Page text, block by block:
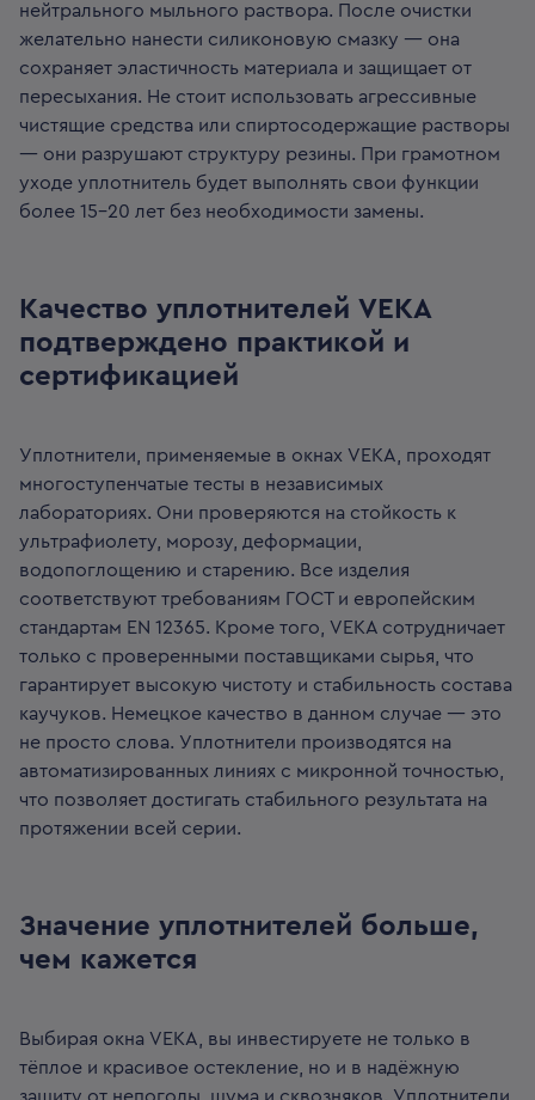
нейтрального мыльного раствора. После очистки
желательно нанести силиконовую смазку — она
сохраняет эластичность материала и защищает от
пересыхания. Не стоит использовать агрессивные
чистящие средства или спиртосодержащие растворы
— они разрушают структуру резины. При грамотном
уходе уплотнитель будет выполнять свои функции
более 15–20 лет без необходимости замены.
Качество уплотнителей VEKA
подтверждено практикой и
сертификацией
Уплотнители, применяемые в окнах VEKA, проходят
многоступенчатые тесты в независимых
лабораториях. Они проверяются на стойкость к
ультрафиолету, морозу, деформации,
водопоглощению и старению. Все изделия
соответствуют требованиям ГОСТ и европейским
стандартам EN 12365. Кроме того, VEKA сотрудничает
только с проверенными поставщиками сырья, что
гарантирует высокую чистоту и стабильность состава
каучуков. Немецкое качество в данном случае — это
не просто слова. Уплотнители производятся на
автоматизированных линиях с микронной точностью,
что позволяет достигать стабильного результата на
протяжении всей серии.
Значение уплотнителей больше,
чем кажется
Выбирая окна VEKA, вы инвестируете не только в
тёплое и красивое остекление, но и в надёжную